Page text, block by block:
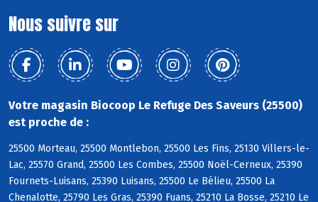
Nous suivre sur
Votre magasin Biocoop Le Refuge Des Saveurs (25500)
est proche de :
25500 Morteau, 25500 Montlebon, 25500 Les Fins, 25130 Villers-le-
Lac, 25570 Grand, 25500 Les Combes, 25500 Noël-Cerneux, 25390
Fournets-Luisans, 25390 Luisans, 25500 Le Bélieu, 25500 La
Chenalotte, 25790 Les Gras, 25390 Fuans, 25210 La Bosse, 25210 Le